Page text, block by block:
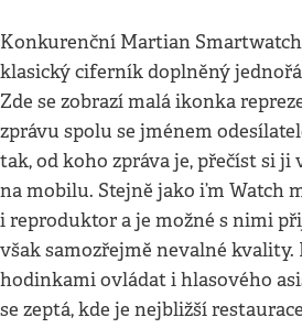
Konkurenční Martian
klasický ciferník doplněný
Zde se zobrazí malá ikonka
zprávu spolu se jménem
tak, od koho zpráva je, přečíst si ji
na mobilu. Stejně jako i’m Watch
i reproduktor a je možné s nimi
však samozřejmě nevalné kvality.
hodinkami ovládat i hlasového
se zeptá, kde je nejbližší